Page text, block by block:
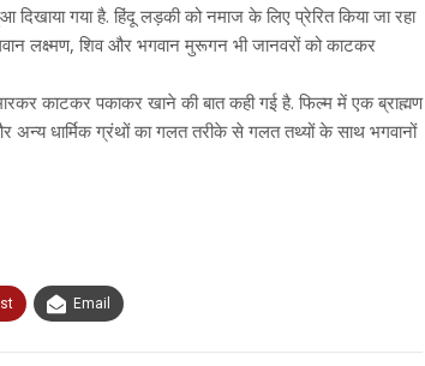
गया है. हिंदू लड़की को नमाज के लिए प्रेरित किया जा रहा
लक्ष्मण, शिव और भगवान मुरूगन भी जानवरों को काटकर
काटकर पकाकर खाने की बात कही गई है. फिल्म में एक ब्राह्मण
अन्य धार्मिक ग्रंथों का गलत तरीके से गलत तथ्यों के साथ भगवानों
Email